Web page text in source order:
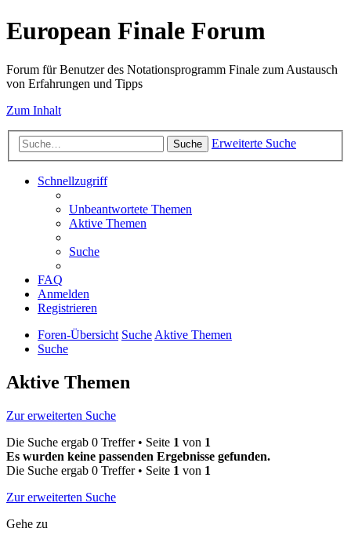
European Finale Forum
Forum für Benutzer des Notationsprogramm Finale zum Austausch
von Erfahrungen und Tipps
Zum Inhalt
Suche Erweiterte Suche
Schnellzugriff
Unbeantwortete Themen
Aktive Themen
Suche
FAQ
Anmelden
Registrieren
Foren-Übersicht SucheAktive Themen
Suche
Aktive Themen
Zur erweiterten Suche
Die Suche ergab 0 Treffer • Seite 1 von 1
Es wurden keine passenden Ergebnisse gefunden.
Die Suche ergab 0 Treffer • Seite 1 von 1
Zur erweiterten Suche
Gehe zu